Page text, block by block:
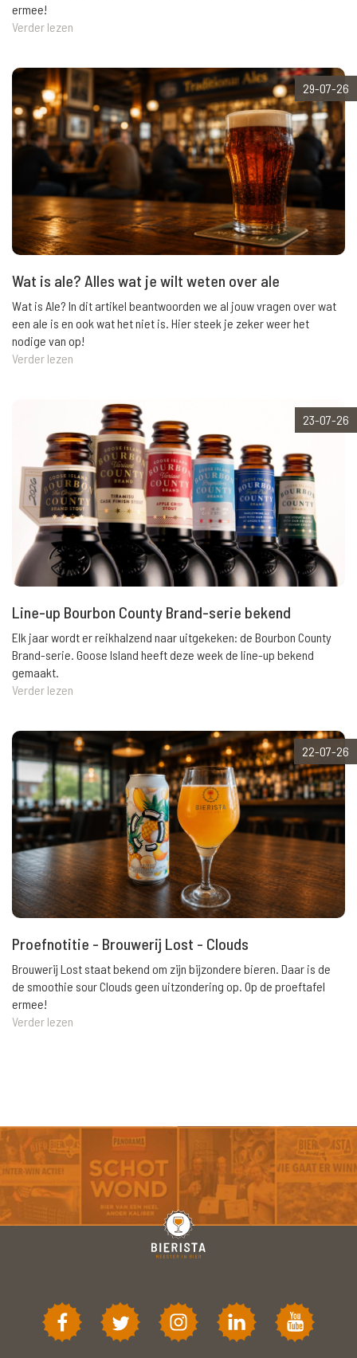
ermee!
Verder lezen
29-07-26
Wat is ale? Alles wat je wilt weten over ale
Wat is Ale? In dit artikel beantwoorden we al jouw vragen over wat
een ale is en ook wat het niet is. Hier steek je zeker weer het
nodige van op!
Verder lezen
23-07-26
Line-up Bourbon County Brand-serie bekend
Elk jaar wordt er reikhalzend naar uitgekeken: de Bourbon County
Brand-serie. Goose Island heeft deze week de line-up bekend
gemaakt.
Verder lezen
22-07-26
Proefnotitie - Brouwerij Lost - Clouds
Brouwerij Lost staat bekend om zijn bijzondere bieren. Daar is de
de smoothie sour Clouds geen uitzondering op. Op de proeftafel
ermee!
Verder lezen